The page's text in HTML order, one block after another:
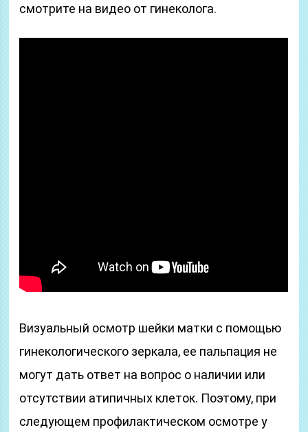
смотрите на видео от гинеколога.
Визуальный осмотр шейки матки с помощью
гинекологического зеркала, ее пальпация не
могут дать ответ на вопрос о наличии или
отсутствии атипичных клеток. Поэтому, при
следующем профилактическом осмотре у